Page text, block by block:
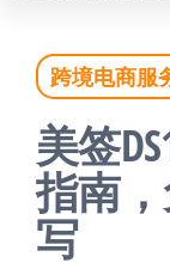
跨境电商服
美签
指南
写